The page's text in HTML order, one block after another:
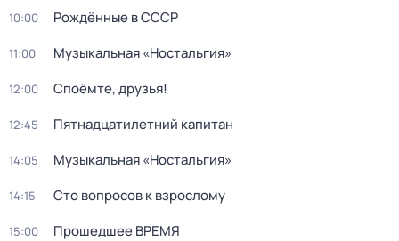
10:00 Рождённые в СССР
11:00 Музыкальная «Ностальгия»
12:00 Споёмте, друзья!
12:45 Пятнадцатилетний капитан
14:05 Музыкальная «Ностальгия»
14:15 Сто вопросов к взрослому
15:00 Прошедшее ВРЕМЯ